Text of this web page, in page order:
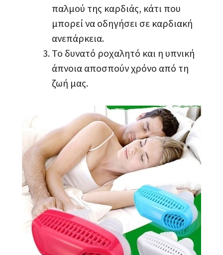
παλμού της καρδιάς, κάτι που
μπορεί να οδηγήσει σε καρδιακή
ανεπάρκεια.
To δυνατό ροχαλητό και η υπνική
άπνοια αποσπούν χρόνο από τη
ζωή μας.